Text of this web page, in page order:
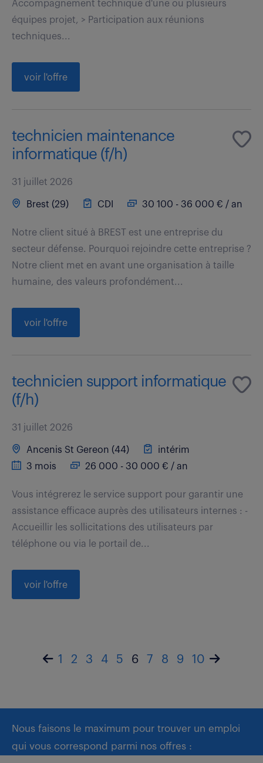
Accompagnement technique d'une ou plusieurs
équipes projet, > Participation aux réunions
techniques...
voir l'offre
technicien maintenance
informatique (f/h)
31 juillet 2026
Brest (29) CDI 30 100 - 36 000 € / an
Notre client situé à BREST est une entreprise du
secteur défense. Pourquoi rejoindre cette entreprise ?
Notre client met en avant une organisation à taille
humaine, des valeurs profondément...
voir l'offre
technicien support informatique
(f/h)
31 juillet 2026
Ancenis St Gereon (44)
intérim
3 mois
26 000 - 30 000 € / an
Vous intégrerez le service support pour garantir une
assistance efficace auprès des utilisateurs internes : -
Accueillir les sollicitations des utilisateurs par
téléphone ou via le portail de...
voir l'offre
1 2 3 4 5 6 7 8 9 10
Nous faisons le maximum pour trouver un emploi
qui vous correspond parmi nos offres :